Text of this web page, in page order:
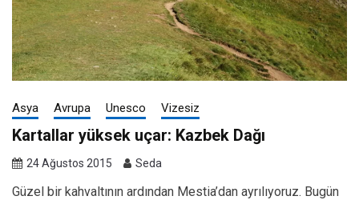
Asya Avrupa Unesco Vizesiz
Kartallar yüksek uçar: Kazbek Dağı
24 Ağustos 2015 Seda
Güzel bir kahvaltının ardından Mestia’dan ayrılıyoruz. Bugün